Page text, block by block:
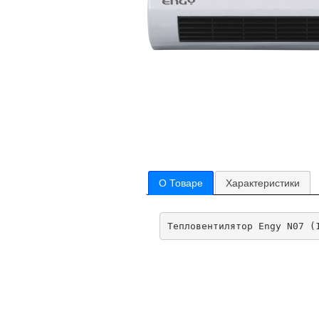
О Товаре Характеристики
Тепловентилятор Engy N07